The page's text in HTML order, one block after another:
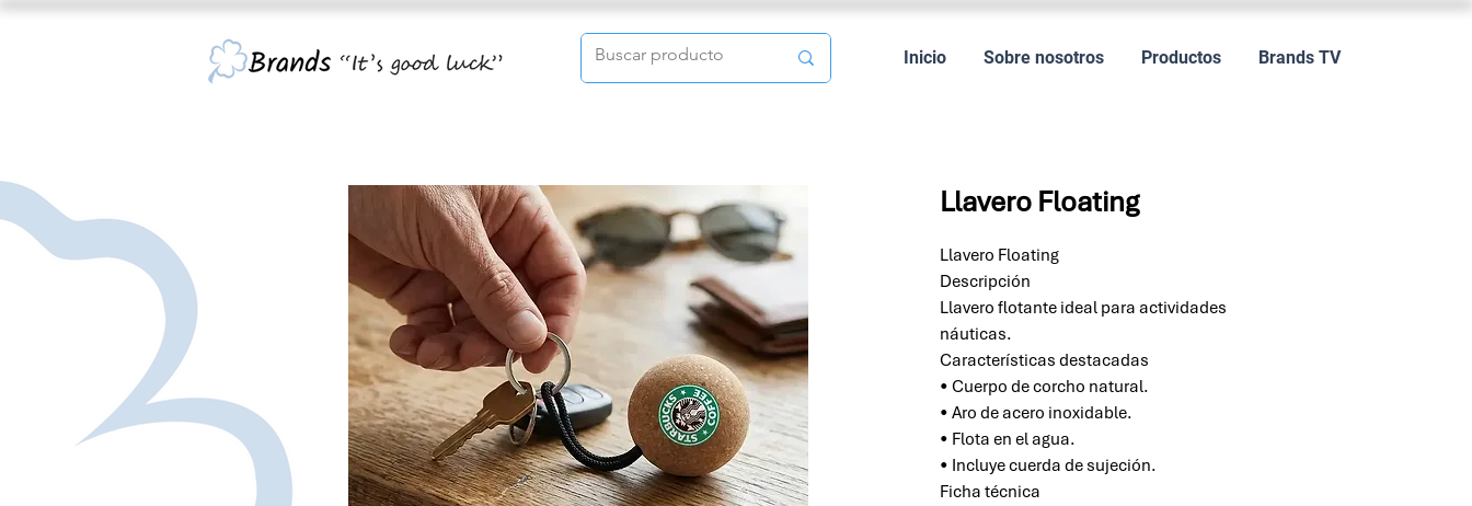
Inicio Sobre nosotros Productos Brands TV
Llavero Floating
Llavero Floating
Descripción
Llavero flotante ideal para actividades
náuticas.
Características destacadas
• Cuerpo de corcho natural.
• Aro de acero inoxidable.
• Flota en el agua.
• Incluye cuerda de sujeción.
Ficha técnica